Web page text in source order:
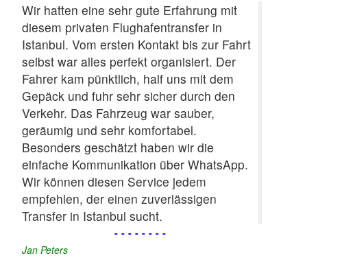
Wir hatten eine sehr gute Erfahrung mit
diesem privaten Flughafentransfer in
Istanbul. Vom ersten Kontakt bis zur Fahrt
selbst war alles perfekt organisiert. Der
Fahrer kam pünktlich, half uns mit dem
Gepäck und fuhr sehr sicher durch den
Verkehr. Das Fahrzeug war sauber,
geräumig und sehr komfortabel.
Besonders geschätzt haben wir die
einfache Kommunikation über WhatsApp.
Wir können diesen Service jedem
empfehlen, der einen zuverlässigen
Transfer in Istanbul sucht.
--------
Jan Peters